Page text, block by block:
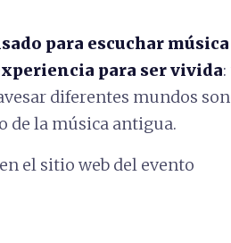
para escuchar música
para ser vivida
diferentes mundos
de la música antigua.
el sitio web del evento